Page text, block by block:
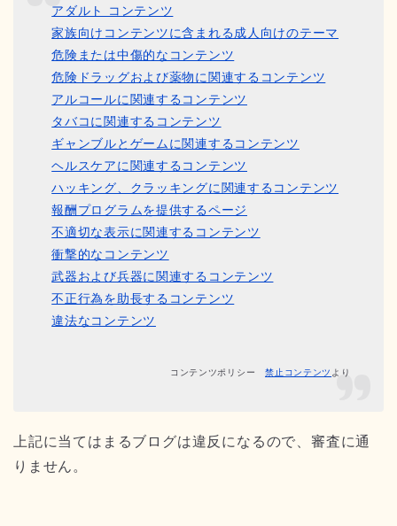
アダルト コンテンツ
家族向けコンテンツに含まれる成人向けのテーマ
危険または中傷的なコンテンツ
危険ドラッグおよび薬物に関連するコンテンツ
アルコールに関連するコンテンツ
タバコに関連するコンテンツ
ギャンブルとゲームに関連するコンテンツ
ヘルスケアに関連するコンテンツ
ハッキング、クラッキングに関連するコンテンツ
報酬プログラムを提供するページ
不適切な表示に関連するコンテンツ
衝撃的なコンテンツ
武器および兵器に関連するコンテンツ
不正行為を助長するコンテンツ
違法なコンテンツ
コンテンツポリシー禁止コンテンツ より
上記に当てはまるブログは違反になるので、審査に通
りません。